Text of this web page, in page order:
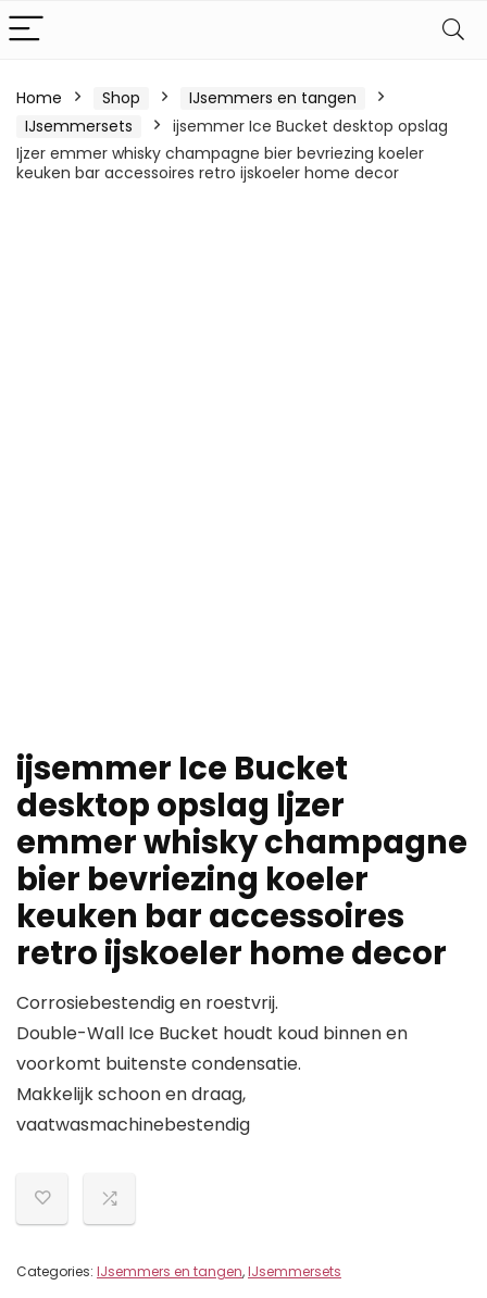
Home Shop
IJsemmers en tangen
IJsemmersets
ijsemmer Ice Bucket desktop opslag
Ijzer emmer whisky champagne bier bevriezing koeler
keuken bar accessoires retro ijskoeler home decor
ijsemmer Ice Bucket
desktop opslag Ijzer
emmer whisky champagne
bier bevriezing koeler
keuken bar accessoires
retro ijskoeler home decor
Corrosiebestendig en roestvrij.
Double-Wall Ice Bucket houdt koud binnen en
voorkomt buitenste condensatie.
Makkelijk schoon en draag,
vaatwasmachinebestendig
Categories: IJsemmers en tangen,IJsemmersets